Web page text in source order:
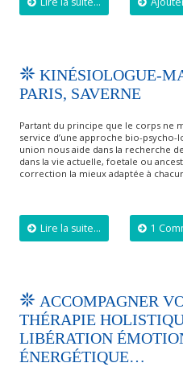
KINÉSIOLOGUE-
PARIS, SAVERNE
Partant du principe que le corps ne
service d’une approche bio-
union nous aide dans la recherche
dans la vie actuelle, foetale ou
correction la mieux adaptée à
Lire la suite... 1
ACCOMPAGNER
THÉRAPIE
LIBÉRATION
ÉNERGÉTIQUE…